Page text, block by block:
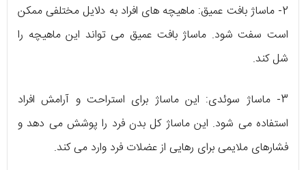
2- ماساژ بافت عمیق: ماهیچه های افراد به دلایل مختلفی ممکن
است سفت شود. ماساژ بافت عمیق می تواند این ماهیچه را
شل کند.
3- ماساژ سوئدی: این ماساژ برای استراحت و آرامش افراد
استفاده می شود. این ماساژ کل بدن فرد را پوشش می دهد و
فشارهای ملایمی برای رهایی از عضلات فرد وارد می کند.